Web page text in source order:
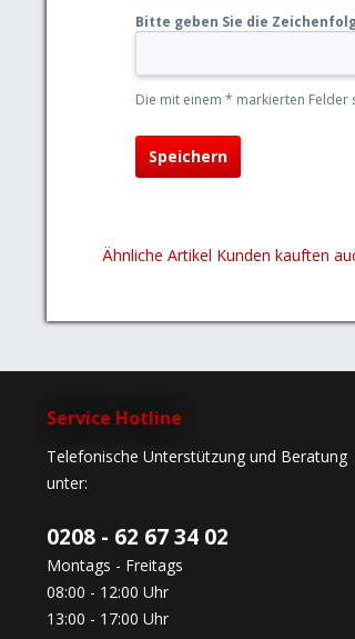
Bitte geben Sie die
Die mit einem * markierten Felder
Speichern
Ähnliche Artikel Kunden kauften
Service Hotline
Telefonische Unterstützung und Beratung
unter:
0208 - 62 67 34 02
Montags - Freitags
08:00 - 12:00 Uhr
13:00 - 17:00 Uhr